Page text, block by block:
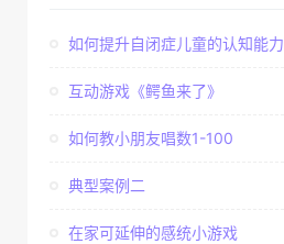
如何提升自闭症儿童的认知能力
互动游戏《鳄鱼来了》
如何教小朋友唱数1-100
典型案例二
在家可延伸的感统小游戏